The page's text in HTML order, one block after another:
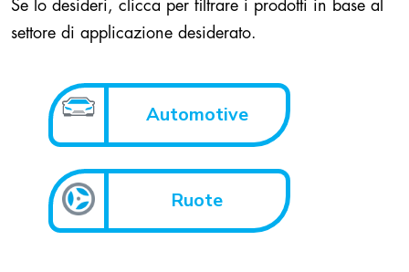
Se lo desideri, clicca per filtrare i prodotti in base al
settore di applicazione desiderato.
Automotive
Ruote